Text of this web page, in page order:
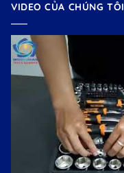
VIDEO CỦA CHÚNG TÔI